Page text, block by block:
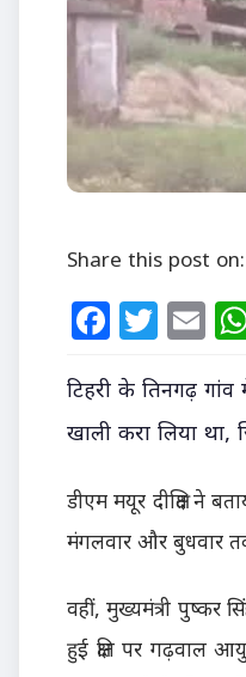
Share this post on:
टिहरी के तिनगढ़
खाली करा लिया
डीएम मयूर दीक्षित ने
मंगलवार और बुधवार
वहीं, मुख्यमंत्री पुष्कर
हुई क्षति पर गढ़वाल